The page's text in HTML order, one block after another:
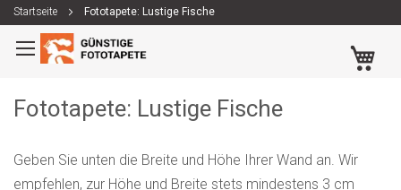
Startseite Fototapete: Lustige Fische
Zum
Inhalt
springen
Fototapete: Lustige Fische
Geben Sie unten die Breite und Höhe Ihrer Wand an. Wir
empfehlen, zur Höhe und Breite stets mindestens 3 cm